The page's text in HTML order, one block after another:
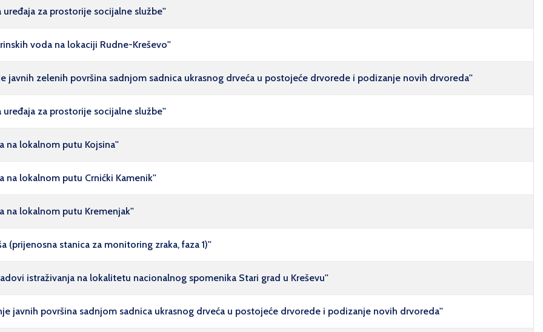
za prostorije socijalne službe''
voda na lokaciji Rudne-Kreševo''
zelenih površina sadnjom sadnica ukrasnog drveća u postojeće drvorede i podizanje novih drvoreda''
za prostorije socijalne službe''
na lokalnom putu Kojsina''
lokalnom putu Crnićki Kamenik''
na lokalnom putu Kremenjak''
stanica za monitoring zraka, faza 1)''
istraživanja na lokalitetu nacionalnog spomenika Stari grad u Kreševu''
javnih površina sadnjom sadnica ukrasnog drveća u postojeće drvorede i podizanje novih drvoreda''